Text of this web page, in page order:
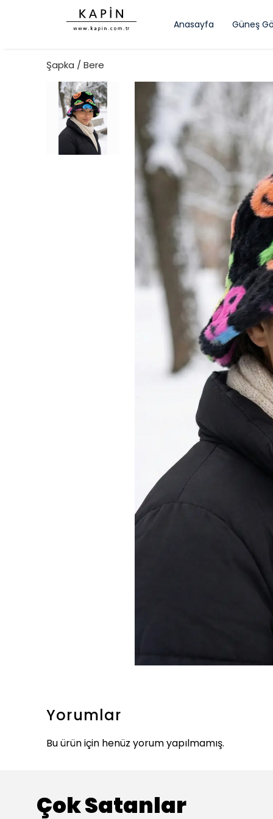
Anasayfa Güneş
Şapka / Bere
Yorumlar
Bu ürün için henüz yorum yapılmamış.
Çok Satanlar